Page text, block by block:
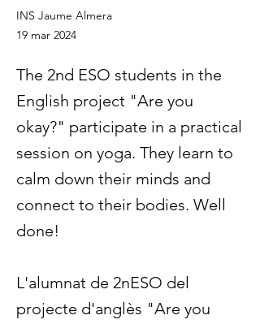
INS Jaume Almera
19 mar 2024
The 2nd ESO students in the
English project "Are you
okay?" participate in a practical
session on yoga. They learn to
calm down their minds and
connect to their bodies. Well
done!
L'alumnat de 2nESO del
projecte d'anglès "Are you